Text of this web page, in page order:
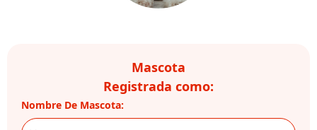
Mascota
Registrada como:
Nombre De Mascota: